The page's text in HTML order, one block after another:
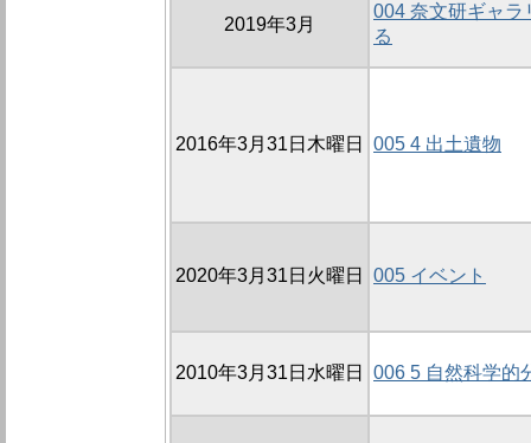
2019年3月
004 奈文研ギャラ
る
2016年3月31日木曜日 005 4 出土遺物
2020年3月31日火曜日 005 イベント
2010年3月31日水曜日 006 5 自然科学的